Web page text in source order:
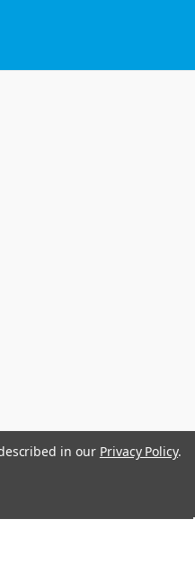
in our Privacy Policy.